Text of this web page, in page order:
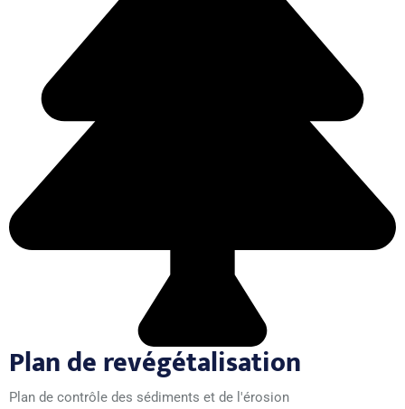
Plan de revégétalisation
Plan de contrôle des sédiments et de l'érosion